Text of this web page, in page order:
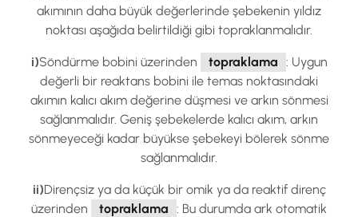
akımının daha büyük değerlerinde şebekenin yıldız
noktası aşağıda belirtildiği gibi topraklanmalıdır.
i)Söndürme bobini üzerinden topraklama : Uygun
değerli bir reaktans bobini ile temas noktasındaki
akımın kalıcı akım değerine düşmesi ve arkın sönmesi
sağlanmalıdır. Geniş şebekelerde kalıcı akım, arkın
sönmeyeceği kadar büyükse şebekeyi bölerek sönme
sağlanmalıdır.
ii)Dirençsiz ya da küçük bir omik ya da reaktif direnç
üzerinden
topraklama : Bu durumda ark otomatik